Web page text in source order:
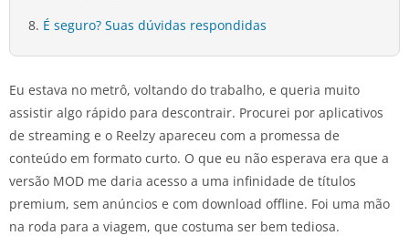
É seguro? Suas dúvidas respondidas
Eu estava no metrô, voltando do trabalho, e queria muito
assistir algo rápido para descontrair. Procurei por aplicativos
de streaming e o Reelzy apareceu com a promessa de
conteúdo em formato curto. O que eu não esperava era que a
versão MOD me daria acesso a uma infinidade de títulos
premium, sem anúncios e com download offline. Foi uma mão
na roda para a viagem, que costuma ser bem tediosa.